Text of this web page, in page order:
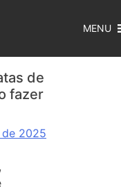
MENU
de
fazer
2025